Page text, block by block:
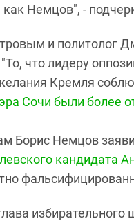
как Немцов", -
и политолог
что лидеру
Кремля
Сочи были более
Борис Немцов
кандидата